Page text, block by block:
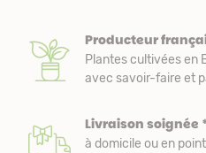
Producteur
Plantes cultivées en
avec savoir-faire et
Livraison soignée
à domicile ou en